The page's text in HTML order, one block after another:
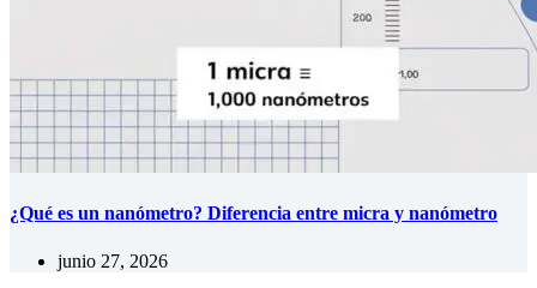
¿Qué es un nanómetro? Diferencia entre micra y nanómetro
junio 27, 2026